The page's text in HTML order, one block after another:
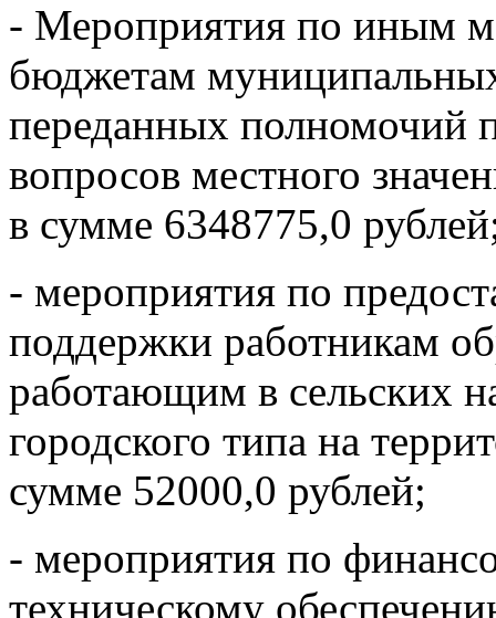
- Мероприятия по иным
бюджетам
переданных полномочий
вопросов местного
в сумме 6348775,0
- мероприятия по
поддержки работникам
работающим в сельских
городского типа на
сумме 52000,0 рублей;
- мероприятия по
техническому